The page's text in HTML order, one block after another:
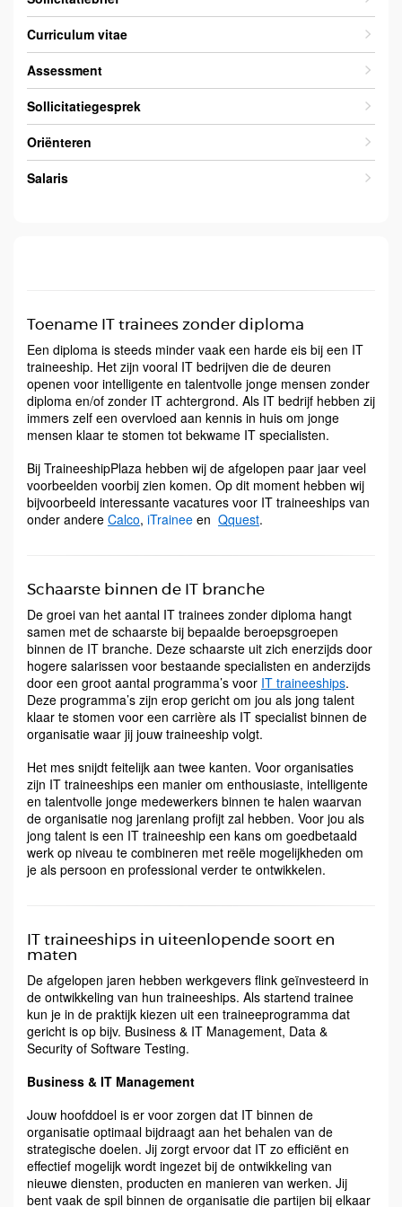
Curriculum vitae
Assessment
Sollicitatiegesprek
Oriënteren
Salaris
Toename IT trainees zonder diploma
Een diploma is steeds minder vaak een harde eis bij een IT
traineeship. Het zijn vooral IT bedrijven die de deuren
openen voor intelligente en talentvolle jonge mensen zonder
diploma en/of zonder IT achtergrond. Als IT bedrijf hebben zij
immers zelf een overvloed aan kennis in huis om jonge
mensen klaar te stomen tot bekwame IT specialisten.
Bij TraineeshipPlaza hebben wij de afgelopen paar jaar veel
voorbeelden voorbij zien komen. Op dit moment hebben wij
bijvoorbeeld interessante vacatures voor IT traineeships van
onder andere Calco, iTrainee en Qquest.
Schaarste binnen de IT branche
De groei van het aantal IT trainees zonder diploma hangt
samen met de schaarste bij bepaalde beroepsgroepen
binnen de IT branche. Deze schaarste uit zich enerzijds door
hogere salarissen voor bestaande specialisten en anderzijds
door een groot aantal programma’s voor IT traineeships.
Deze programma’s zijn erop gericht om jou als jong talent
klaar te stomen voor een carrière als IT specialist binnen de
organisatie waar jij jouw traineeship volgt.
Het mes snijdt feitelijk aan twee kanten. Voor organisaties
zijn IT traineeships een manier om enthousiaste, intelligente
en talentvolle jonge medewerkers binnen te halen waarvan
de organisatie nog jarenlang profijt zal hebben. Voor jou als
jong talent is een IT traineeship een kans om goedbetaald
werk op niveau te combineren met reële mogelijkheden om
je als persoon en professional verder te ontwikkelen.
IT traineeships in uiteenlopende soort en
maten
De afgelopen jaren hebben werkgevers flink geïnvesteerd in
de ontwikkeling van hun traineeships. Als startend trainee
kun je in de praktijk kiezen uit een traineeprogramma dat
gericht is op bijv. Business & IT Management, Data &
Security of Software Testing.
Business & IT Management
Jouw hoofddoel is er voor zorgen dat IT binnen de
organisatie optimaal bijdraagt aan het behalen van de
strategische doelen. Jij zorgt ervoor dat IT zo efficiënt en
effectief mogelijk wordt ingezet bij de ontwikkeling van
nieuwe diensten, producten en manieren van werken. Jij
bent vaak de spil binnen de organisatie die partijen bij elkaar